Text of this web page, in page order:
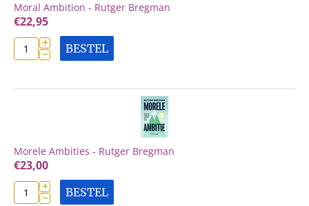
Moral Ambition - Rutger Bregman
€22,95
+
− BESTEL
Morele Ambities - Rutger Bregman
€23,00
+
− BESTEL